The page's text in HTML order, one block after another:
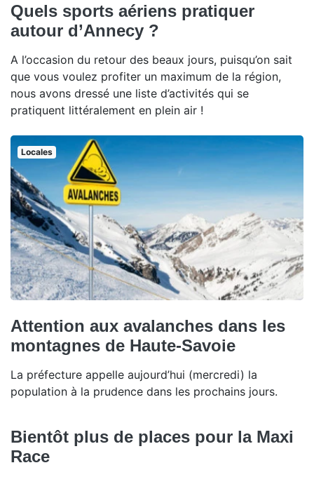
Quels sports aériens pratiquer
autour d’Annecy ?
A l’occasion du retour des beaux jours, puisqu’on sait
que vous voulez profiter un maximum de la région,
nous avons dressé une liste d’activités qui se
pratiquent littéralement en plein air !
Locales
Attention aux avalanches dans les
montagnes de Haute-Savoie
La préfecture appelle aujourd’hui (mercredi) la
population à la prudence dans les prochains jours.
Bientôt plus de places pour la Maxi
Race